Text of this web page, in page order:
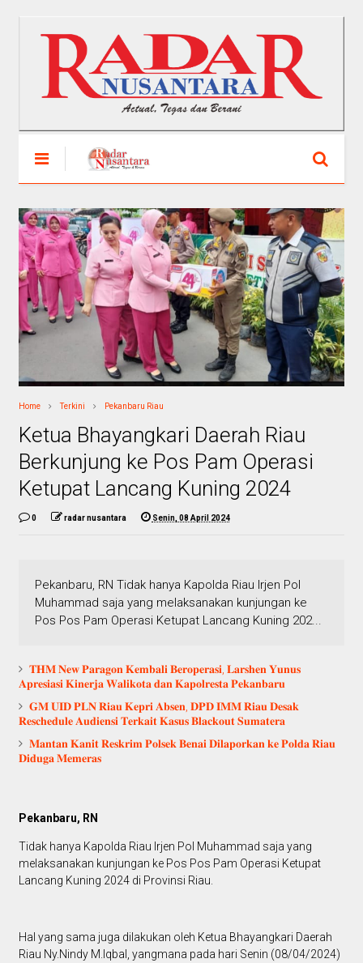
Home Terkini Pekanbaru Riau
Ketua Bhayangkari Daerah Riau
Berkunjung ke Pos Pam Operasi
Ketupat Lancang Kuning 2024
0 radar nusantara Senin, 08 April 2024
Pekanbaru, RN Tidak hanya Kapolda Riau Irjen Pol
Muhammad saja yang melaksanakan kunjungan ke
Pos Pos Pam Operasi Ketupat Lancang Kuning 202...
𝐓𝐇𝐌 𝐍𝐞𝐰 𝐏𝐚𝐫𝐚𝐠𝐨𝐧 𝐊𝐞𝐦𝐛𝐚𝐥𝐢 𝐁𝐞𝐫𝐨𝐩𝐞𝐫𝐚𝐬𝐢, 𝐋𝐚𝐫𝐬𝐡𝐞𝐧 𝐘𝐮𝐧𝐮𝐬
𝐀𝐩𝐫𝐞𝐬𝐢𝐚𝐬𝐢 𝐊𝐢𝐧𝐞𝐫𝐣𝐚 𝐖𝐚𝐥𝐢𝐤𝐨𝐭𝐚 𝐝𝐚𝐧 𝐊𝐚𝐩𝐨𝐥𝐫𝐞𝐬𝐭𝐚 𝐏𝐞𝐤𝐚𝐧𝐛𝐚𝐫𝐮
𝐆𝐌 𝐔𝐈𝐃 𝐏𝐋𝐍 𝐑𝐢𝐚𝐮 𝐊𝐞𝐩𝐫𝐢 𝐀𝐛𝐬𝐞𝐧, 𝐃𝐏𝐃 𝐈𝐌𝐌 𝐑𝐢𝐚𝐮 𝐃𝐞𝐬𝐚𝐤
𝐑𝐞𝐬𝐜𝐡𝐞𝐝𝐮𝐥𝐞 𝐀𝐮𝐝𝐢𝐞𝐧𝐬𝐢 𝐓𝐞𝐫𝐤𝐚𝐢𝐭 𝐊𝐚𝐬𝐮𝐬 𝐁𝐥𝐚𝐜𝐤𝐨𝐮𝐭 𝐒𝐮𝐦𝐚𝐭𝐞𝐫𝐚
𝐌𝐚𝐧𝐭𝐚𝐧 𝐊𝐚𝐧𝐢𝐭 𝐑𝐞𝐬𝐤𝐫𝐢𝐦 𝐏𝐨𝐥𝐬𝐞𝐤 𝐁𝐞𝐧𝐚𝐢 𝐃𝐢𝐥𝐚𝐩𝐨𝐫𝐤𝐚𝐧 𝐤𝐞 𝐏𝐨𝐥𝐝𝐚 𝐑𝐢𝐚𝐮
𝐃𝐢𝐝𝐮𝐠𝐚 𝐌𝐞𝐦𝐞𝐫𝐚𝐬
Pekanbaru, RN
Tidak hanya Kapolda Riau Irjen Pol Muhammad saja yang
melaksanakan kunjungan ke Pos Pos Pam Operasi Ketupat
Lancang Kuning 2024 di Provinsi Riau.
Hal yang sama juga dilakukan oleh Ketua Bhayangkari Daerah
Riau Ny.Nindy M.Iqbal, yangmana pada hari Senin (08/04/2024)